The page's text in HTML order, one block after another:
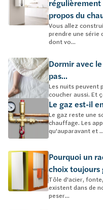
régulièrement
propos du
Vous allez
prendre une série
dont vo...
Dormir avec
pas...
Les nuits peuvent
coucher aussi. Et
Le gaz est-il
Le gaz reste une
chauffage. Les
qu'auparavant et ...
Pourquoi un
choix toujours
Tôle d'acier,
existent dans de
peser...